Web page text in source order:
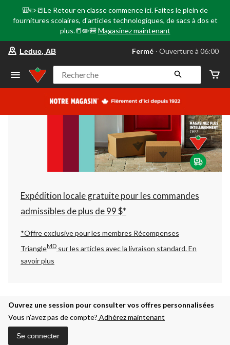
🎒✏️📒Le Retour en classe commence ici. Faites le plein de
fournitures scolaires, d'articles technologiques, de sacs à dos et
plus.📒✏️🎒 Magasinez maintenant
votre
préféré
Leduc,
AB,
courament
Ouverture
à
06:00
cliquer
pour
changer
Leduc, AB Fermé ⋅ Ouverture à 06:00
Recherche
Expédition locale gratuite pour les commandes
admissibles de plus de 99 $*
*Offre exclusive pour les membres Récompenses
TriangleMD sur les articles avec la livraison standard.En
savoir plus
Ouvrez une session pour consulter vos offres personnalisées
Vous n’avez pas de compte? Adhérez maintenant
Se connecter